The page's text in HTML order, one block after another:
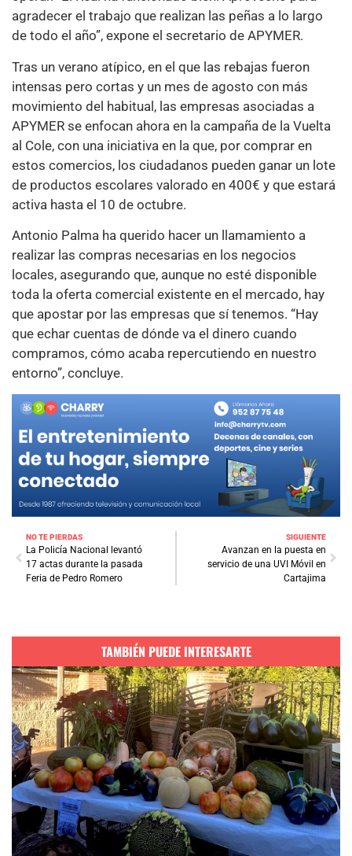
agradecer el trabajo que realizan las peñas a lo largo
de todo el año”, expone el secretario de APYMER.
Tras un verano atípico, en el que las rebajas fueron
intensas pero cortas y un mes de agosto con más
movimiento del habitual, las empresas asociadas a
APYMER se enfocan ahora en la campaña de la Vuelta
al Cole, con una iniciativa en la que, por comprar en
estos comercios, los ciudadanos pueden ganar un lote
de productos escolares valorado en 400€ y que estará
activa hasta el 10 de octubre.
Antonio Palma ha querido hacer un llamamiento a
realizar las compras necesarias en los negocios
locales, asegurando que, aunque no esté disponible
toda la oferta comercial existente en el mercado, hay
que apostar por las empresas que sí tenemos. “Hay
que echar cuentas de dónde va el dinero cuando
compramos, cómo acaba repercutiendo en nuestro
entorno”, concluye.
NO TE PIERDAS
La Policía Nacional levantó
17 actas durante la pasada
Feria de Pedro Romero
SIGUIENTE
Avanzan en la puesta en
servicio de una UVI Móvil en
Cartajima
TAMBIÉN PUEDE INTERESARTE